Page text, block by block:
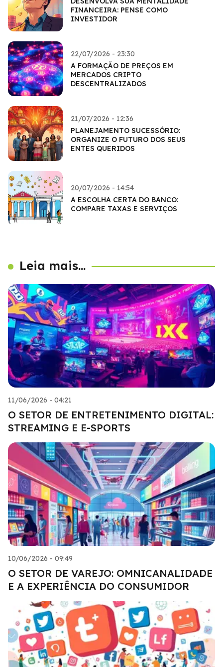
FINANCEIRA: PENSE COMO
INVESTIDOR
22/07/2026 - 23:30
A FORMAÇÃO DE PREÇOS EM
MERCADOS CRIPTO
DESCENTRALIZADOS
21/07/2026 - 12:36
PLANEJAMENTO SUCESSÓRIO:
ORGANIZE O FUTURO DOS SEUS
ENTES QUERIDOS
20/07/2026 - 14:54
A ESCOLHA CERTA DO BANCO:
COMPARE TAXAS E SERVIÇOS
Leia mais...
11/06/2026 - 04:21
O SETOR DE ENTRETENIMENTO DIGITAL:
STREAMING E E-SPORTS
10/06/2026 - 09:49
O SETOR DE VAREJO: OMNICANALIDADE
E A EXPERIÊNCIA DO CONSUMIDOR